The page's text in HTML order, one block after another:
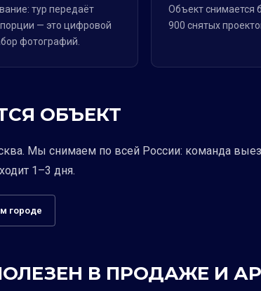
тур передаёт
— это цифровой
фотографий.
Объект снимается
900 снятых
ОБЪЕКТ
Мы снимаем по всей России: команда
1–3 дня.
городе
В ПРОДАЖЕ И